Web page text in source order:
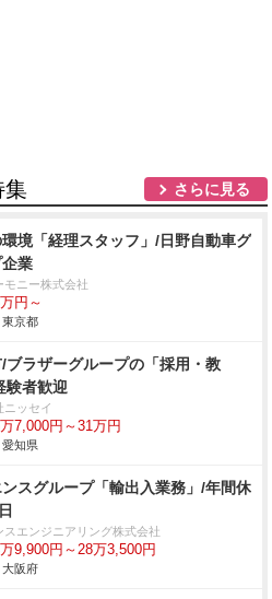
集 さらに見る
境「経理スタッフ」/日野自動車グ
業
モニー株式会社
円～
京都
ブラザーグループの「採用・教
験者歓迎
ニッセイ
7,000円～31万円
知県
スグループ「輸出入業務」/年間休
スエンジニアリング株式会社
9,900円～28万3,500円
阪府